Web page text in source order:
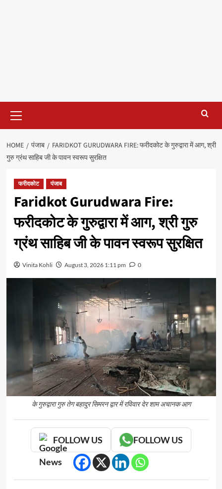
Menu
HOME पंजाब
FARIDKOT GURUDWARA FIRE: फरीदकोट के गुरुद्वारा में आग, श्री
गुरु ग्रंथ साहिब जी के पावन स्वरूप सुरक्षित
फरीदकोट पंजाब
Faridkot Gurudwara Fire:
फरीदकोट के गुरुद्वारा में आग, श्री गुरु
ग्रंथ साहिब जी के पावन स्वरूप सुरक्षित
Vinita Kohli August 3, 2026 1:11 pm 0
के गुरुद्वारा गुरु तेग बहादुर सिमरन द्वार में रविवार देर शाम अचानक आग
FOLLOW US FOLLOW US